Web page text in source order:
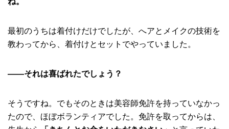
最初のうちは着付けだけでしたが、へアとメイクの技術を
教わってから、着付けとセットでやっていました。
――それは喜ばれたでしょう？
そうですね。でもそのときは美容師免許を持っていなかっ
たので、ほぼボランティアでした。免許を取ってからは、